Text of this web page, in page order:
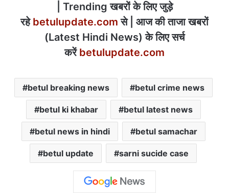
| Trending खबरों के लिए जुड़े
रहे betulupdate.com से | आज की ताजा खबरों
(Latest Hindi News) के लिए सर्च
करें betulupdate.com
betul breaking news betul crime news
betul ki khabar betul latest news
betul news in hindi betul samachar
betul update sarni sucide case